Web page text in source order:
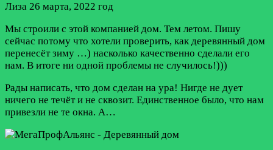
Лиза 26 марта, 2022 год
Мы строили с этой компанией дом. Тем летом. Пишу
сейчас потому что хотели проверить, как деревянный дом
перенесёт зиму …) насколько качественно сделали его
нам. В итоге ни одной проблемы не случилось!)))
Рады написать, что дом сделан на ура! Нигде не дует
ничего не течёт и не сквозит. Единственное было, что нам
привезли не те окна. А…